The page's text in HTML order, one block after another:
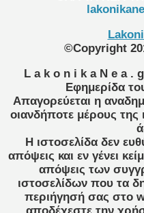
©Copyright
L a k o n i k a N e a .
Εφημερίδα
Απαγορεύεται η
οιανδήποτε μέρους της
Η ιστοσελίδα δεν
απόψεις και εν γένει
απόψεις των
ιστοσελίδων που τα
περιήγησή σας στο
αποδέχεστε την